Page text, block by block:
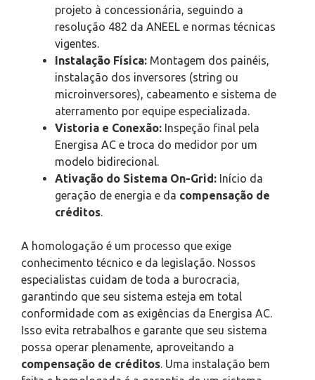
projeto à concessionária, seguindo a
resolução 482 da ANEEL e normas técnicas
vigentes.
Instalação Física: Montagem dos painéis,
instalação dos inversores (string ou
microinversores), cabeamento e sistema de
aterramento por equipe especializada.
Vistoria e Conexão: Inspeção final pela
Energisa AC e troca do medidor por um
modelo bidirecional.
Ativação do Sistema On-Grid: Início da
geração de energia e da compensação de
créditos
A homologação é um processo que exige
conhecimento técnico e da legislação. Nossos
especialistas cuidam de toda a burocracia,
garantindo que seu sistema esteja em total
conformidade com as exigências da Energisa AC.
Isso evita retrabalhos e garante que seu sistema
possa operar plenamente, aproveitando a
compensação de créditos . Uma instalação bem